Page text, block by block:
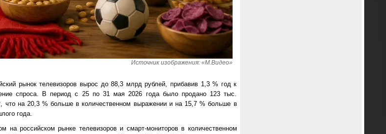
Источник изображения: «М.Видео»
рынок телевизоров вырос до 88,3 млрд рублей, прибавив 1,3 % год к
спроса. В период с 25 по 31 мая 2026 года было продано 123 тыс.
что на 20,3 % больше в количественном выражении и на 15,7 % больше в
года.
на российском рынке телевизоров и смарт-мониторов в количественном